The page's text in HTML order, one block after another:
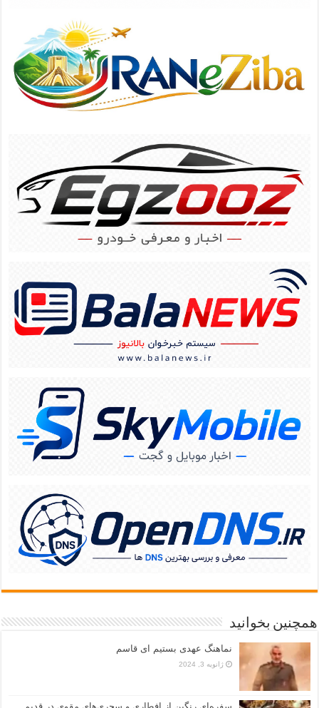
همچنین بخوانید
نماهنگ عهدی بستیم ای قاسم
ژانویه 3, 2024